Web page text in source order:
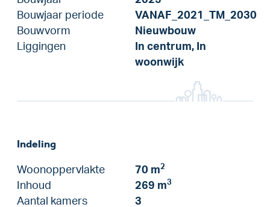
Bouwjaar periode
VANAF_2021_TM_2030
Bouwvorm
Nieuwbouw
Liggingen
In centrum, In
woonwijk
Indeling
Woonoppervlakte 70 m2
Inhoud 269 m3
Aantal kamers
3